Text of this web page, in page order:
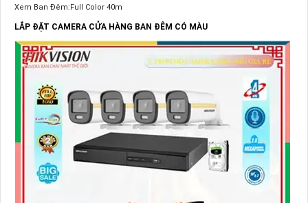
Xem Ban Đêm:Full Color 40m
LẮP ĐẶT CAMERA CỬA HÀNG BAN ĐÊM CÓ MÀU